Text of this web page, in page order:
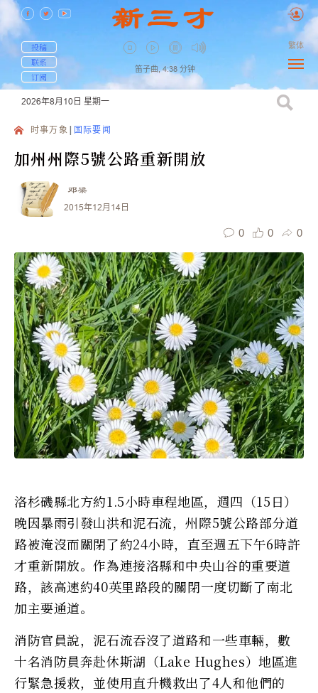
投稿
联系
订阅
笛子曲, 4:38 分钟
繁体
2026年8月10日 星期一
时事万象 国际要闻
加州州際5號公路重新開放
邓梁
2015年12月14日
0 0 0
洛杉磯縣北方約1.5小時車程地區，週四（15日）
晚因暴雨引發山洪和泥石流，州際5號公路部分道
路被淹沒而關閉了約24小時，直至週五下午6時許
才重新開放。作為連接洛縣和中央山谷的重要道
路，該高速約40英里路段的關閉一度切斷了南北
加主要通道。
消防官員說，泥石流吞沒了道路和一些車輛，數
十名消防員奔赴休斯湖（Lake Hughes）地區進
行緊急援救，並使用直升機救出了4人和他們的